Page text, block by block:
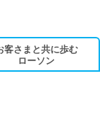
客さまと共に歩む
ローソン